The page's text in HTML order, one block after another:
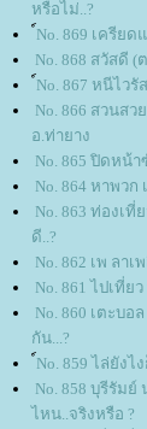
หรือไม่..?
No. 869 เครีย
No. 868 สวัสดี (
No. 867 หนีไว
No. 866 สวนสว
อ.ท่ายาง
No. 865 ปิดหน้า
No. 864 หาพวก
No. 863 ท่องเที่
ดี..?
No. 862 เพ ลาเ
No. 861 ไปเที่ย
No. 860 เตะบอ
กัน...?
No. 859 ไล่ยังไ
No. 858 บุรีรัมย์
ไหน..จริงหรือ ?